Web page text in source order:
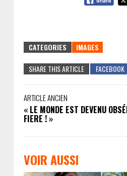
CATEGORIES IMAGES
SHARE THIS ARTICLE
ARTICLE ANCIEN
« LE MONDE EST DEVENU
FIERE ! »
VOIR AUSSI